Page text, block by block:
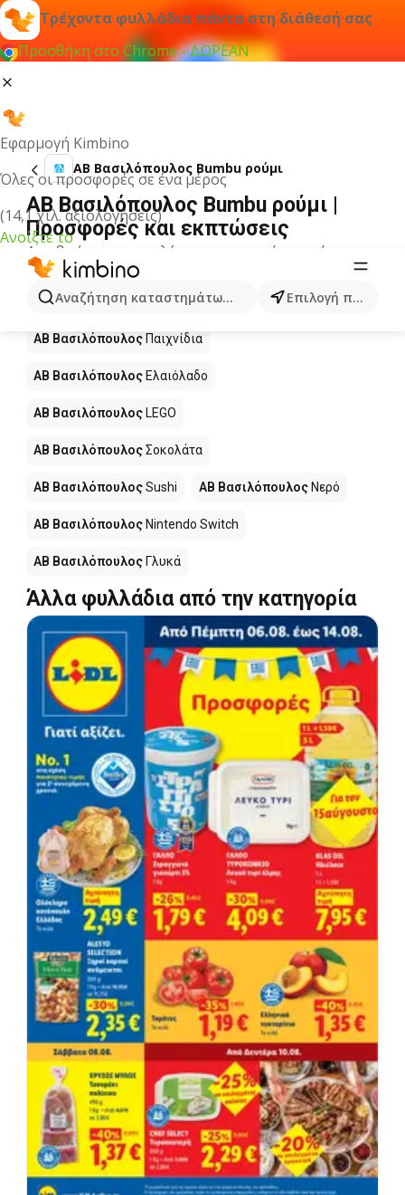
Τρέχοντα φυλλάδια πάντα στη διάθεσή σας
Προσθήκη στο Chrome - ΔΩΡΕΑΝ
Εφαρμογή Kimbino
Όλες οι προσφορές σε ένα μέρος
(14,1 χιλ. αξιολογήσεις)
Ανοίξτε το
Αναζήτηση καταστημάτων, κατηγοριών, προϊόντων...
Επιλογή πόλης
ΑΒ Βασιλόπουλος Bumbu ρούμι
ΑΒ Βασιλόπουλος Bumbu ρούμι |
Προσφορές και εκπτώσεις
Δεν βρήκαμε αποτελέσματα για αυτόν τον όρο.
Άλλα προϊόντα στα καταστήματα ΑΒ
Βασιλόπουλος
ΑΒ Βασιλόπουλος Παιχνίδια
ΑΒ Βασιλόπουλος Ελαιόλαδο
ΑΒ Βασιλόπουλος LEGO
ΑΒ ΒασιλόπουλοςΣοκολάτα
ΑΒ ΒασιλόπουλοςSushi ΑΒ Βασιλόπουλος Νερό
ΑΒ Βασιλόπουλος Nintendo Switch
ΑΒ Βασιλόπουλος Γλυκά
Άλλα φυλλάδια από την κατηγορία